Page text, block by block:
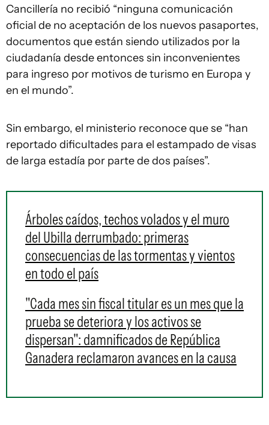
Cancillería no recibió “ninguna comunicación
oficial de no aceptación de los nuevos pasaportes,
documentos que están siendo utilizados por la
ciudadanía desde entonces sin inconvenientes
para ingreso por motivos de turismo en Europa y
en el mundo”.
Sin embargo, el ministerio reconoce que se “han
reportado dificultades para el estampado de visas
de larga estadía por parte de dos países”.
Árboles caídos, techos volados y el muro
del Ubilla derrumbado: primeras
consecuencias de las tormentas y vientos
en todo el país
"Cada mes sin fiscal titular es un mes que la
prueba se deteriora y los activos se
dispersan": damnificados de República
Ganadera reclamaron avances en la causa